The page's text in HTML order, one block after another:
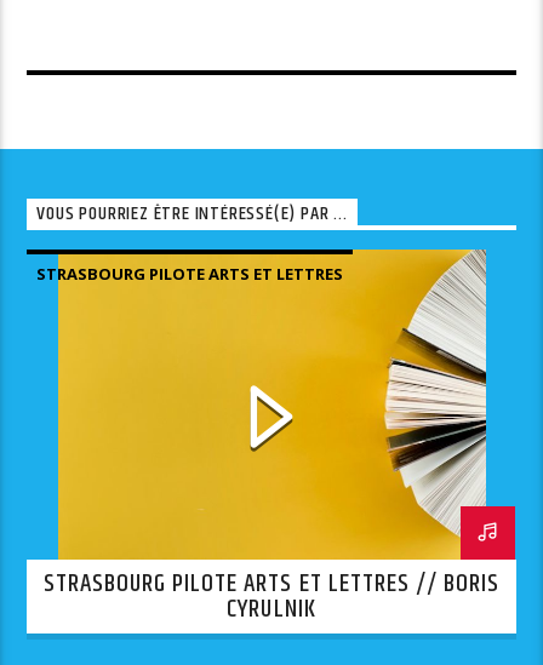
VOUS POURRIEZ ÊTRE INTÉRESSÉ(E) PAR ...
STRASBOURG PILOTE ARTS ET LETTRES
STRASBOURG PILOTE ARTS ET LETTRES // BORIS
CYRULNIK